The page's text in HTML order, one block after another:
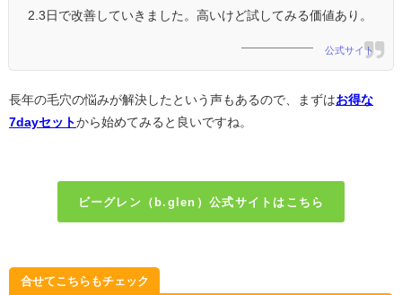
2.3日で改善していきました。高いけど試してみる価値あり。
公式サイト
長年の毛穴の悩みが解決したという声もあるので、まずはお得な
7dayセットから始めてみると良いですね。
ビーグレン（b.glen）公式サイトはこちら
合せてこちらもチェック